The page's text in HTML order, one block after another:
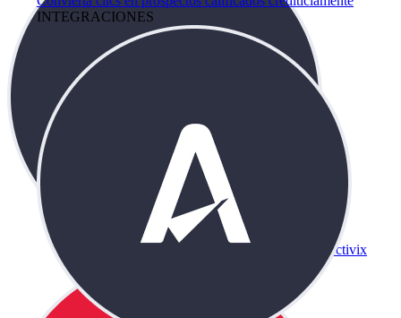
INTEGRACIONES
Activix